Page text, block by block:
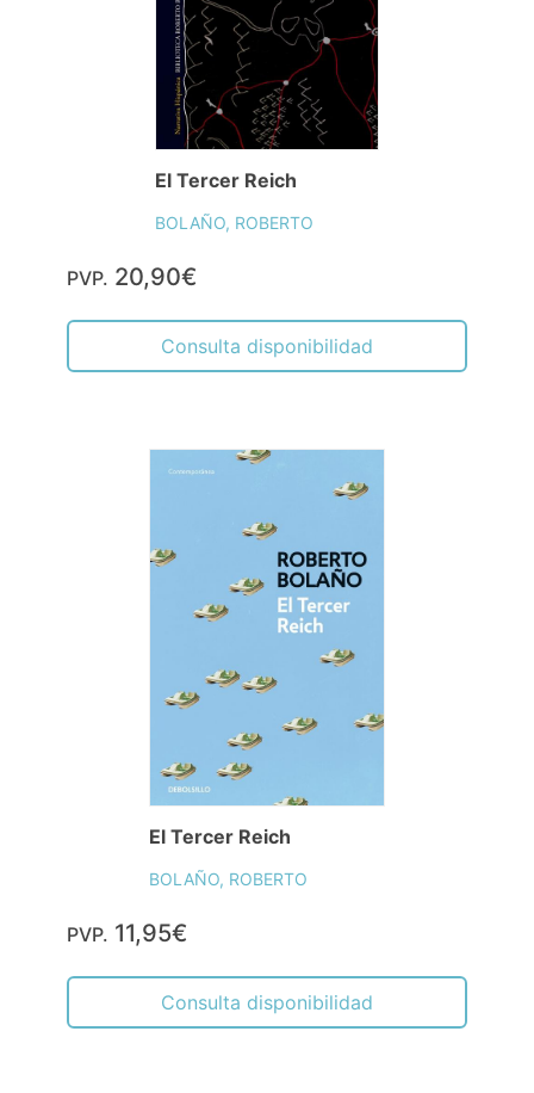
El Tercer Reich
BOLAÑO, ROBERTO
PVP. 20,90€
Consulta disponibilidad
El Tercer Reich
BOLAÑO, ROBERTO
PVP. 11,95€
Consulta disponibilidad